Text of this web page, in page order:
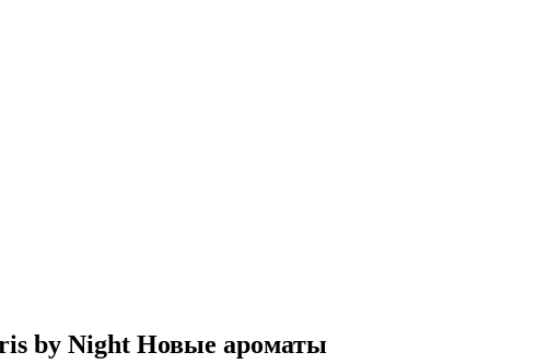
by Night Новые ароматы